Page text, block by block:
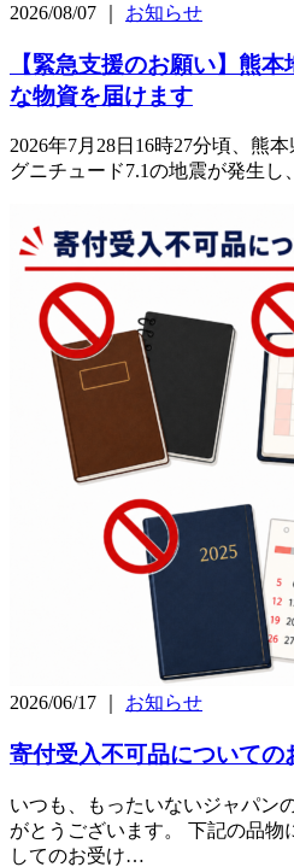
2026/08/07 ｜ お知らせ
【緊急支援のお願い】熊
な物資を届けます
2026年7月28日16時27分頃、熊
グニチュード7.1の地震が発生
2026/06/17 ｜ お知らせ
寄付受入不可品についての
いつも、もったいないジャパン
がとうございます。 下記の品物
してのお受け…